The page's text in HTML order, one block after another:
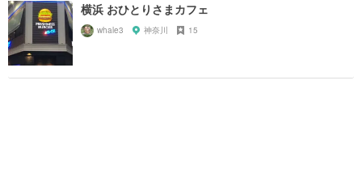
横浜 おひとりさまカフェ
whale3 神奈川 15